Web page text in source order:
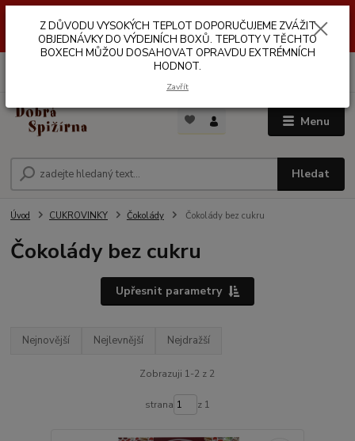
VÝDEJNÍCH BOXŮ. TEPLOTA V TĚCHTO BOXECH MŮŽE DOSAHOVAT
OPRAVDU EXTRÉMNÍCH HODNOT.
Menu
Hledat
Úvod CUKROVINKY Čokolády Čokolády bez cukru
Čokolády bez cukru
Upřesnit parametry
Nejnovější Nejlevnější Nejdražší
Zobrazuji 1-2 z 2
strana z 1
Z DŮVODU VYSOKÝCH TEPLOT DOPORUČUJEME ZVÁŽIT
OBJEDNÁVKY DO VÝDEJNÍCH BOXŮ. TEPLOTY V TĚCHTO
BOXECH MŮŽOU DOSAHOVAT OPRAVDU EXTRÉMNÍCH
HODNOT.
Zavřít